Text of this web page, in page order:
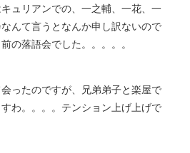
ュリアンでの、一之輔、一花、一
んて言うとなんか申し訳ないので
の落語会でした。。。。。
ったのですが、兄弟弟子と楽屋で
わ。。。。テンション上げ上げで